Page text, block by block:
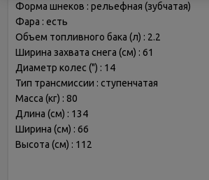
Форма шнеков : рельефная (зубчатая)
Фара : есть
Объем топливного бака (л) : 2.2
Ширина захвата снега (см) : 61
Диаметр колес (") : 14
Тип трансмиссии : ступенчатая
Масса (кг) : 80
Длина (см) : 134
Ширина (см) : 66
Высота (см) : 112